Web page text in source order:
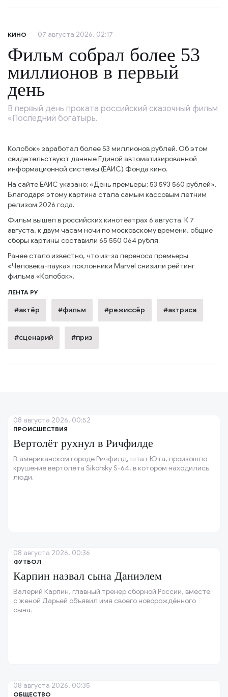
КИНО 07 августа 2026, 02:17
Фильм собрал более 53
миллионов в первый
день
В первый день проката российский сказочный фильм
«Последний богатырь.
Колобок» заработал более 53 миллионов рублей. Об этом
свидетельствуют данные Единой автоматизированной
информационной системы (ЕАИС) Фонда кино.
На сайте ЕАИС указано: «День премьеры: 53 593 560 рублей».
Благодаря этому картина стала самым кассовым летним
релизом 2026 года.
Фильм вышел в российских кинотеатрах 6 августа. К 7
августа, к двум часам ночи по московскому времени, общие
сборы картины составили 65 550 064 рубля.
Ранее стало известно, что из-за переноса премьеры
«Человека-паука» поклонники Marvel снизили рейтинг
фильма «Колобок».
ЛЕНТА РУ
#актёр #фильм #режиссёр #актриса
#сценарий #приз
ПРОИСШЕСТВИЯ
Вертолёт рухнул в Ричфилде
В американском городе Ричфилд, штат Юта, произошло
крушение вертолёта Sikorsky S-64, в котором находились
люди.
08 августа 2026, 00:52
ФУТБОЛ
Карпин назвал сына Даниэлем
Валерий Карпин, главный тренер сборной России, вместе
с женой Дарьей объявил имя своего новорождённого
сына.
08 августа 2026, 00:36
ОБЩЕСТВО
08 августа 2026, 00:35